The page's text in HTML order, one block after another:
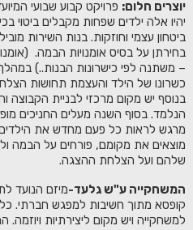
יוצרים חלום: פרויקט קבוע שבועי
יהיו אלה ילדים שפחות מקבלים ביטוי
ביטחון עצמי וחוזקות. בנות השירות
בחירתן על בסיס אומנויות הבמה.
– משתנה לפי כישרונות הבנות..)
כשרונו של הילד והעצמת תחושות
בנוסף יש מקום מרכזי לבניית הקבוצה
הנלמד. בסוף השנה מעלים החניכים
מרגש לראות כל פעם מחדש את
מוצאים את מקומם, פורחים על הבמה
שלהם ועל הצלחת ההצגה.
המשחקייה ע"ש גלעד-מיזם הנועד
קופסא מתוך חשיבות למפגש חברתי. כל
למשחקייה ויש מקום ליצירתיות